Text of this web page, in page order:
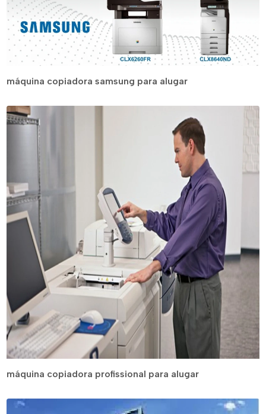
máquina copiadora samsung para alugar
máquina copiadora profissional para alugar